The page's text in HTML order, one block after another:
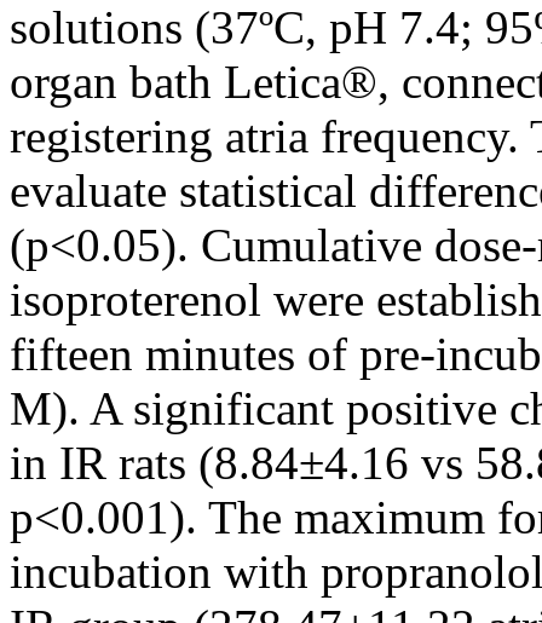
solutions (37ºC, pH 7.4;
organ bath Letica®,
registering atria frequency.
evaluate statistical
(p<0.05). Cumulative
isoproterenol were
fifteen minutes of pre-
M). A significant positive
in IR rats (8.84±4.16 vs
p<0.001). The maximum
incubation with